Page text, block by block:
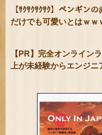
【ｻｸｻｸｻｸｻｸ】ペンギン
だけでも可愛いとはｗｗ
【PR】完全オンライン
上が未経験からエンジ